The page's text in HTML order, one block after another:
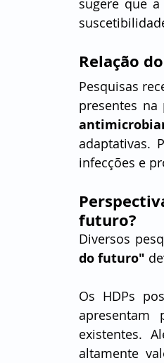
sugere que
Relação
Pesquisas
presentes
adaptativas.
infecções e
futuro?
Diversos
do futuro"
Os HDPs
apresentam
existentes.
altamente